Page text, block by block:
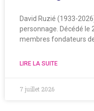
David Ruzié (1933-
personnage. Décédé le
membres fondateurs
LIRE LA SUITE
7 juillet 2026